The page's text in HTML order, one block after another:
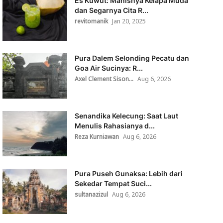
dan Segarnya Cita R...
revitomanik Jan 20, 2025
Pura Dalem Selonding Pecatu dan
Goa Air Sucinya: R...
Axel Clement Sison... Aug 6, 2026
Senandika Kelecung: Saat Laut
Menulis Rahasianya d...
Reza Kurniawan Aug 6, 2026
Pura Puseh Gunaksa: Lebih dari
Sekedar Tempat Suci...
sultanazizul Aug 6, 2026